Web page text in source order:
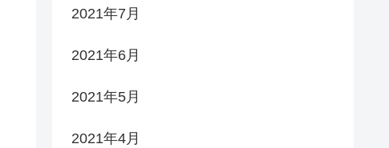
2021年7月
2021年6月
2021年5月
2021年4月